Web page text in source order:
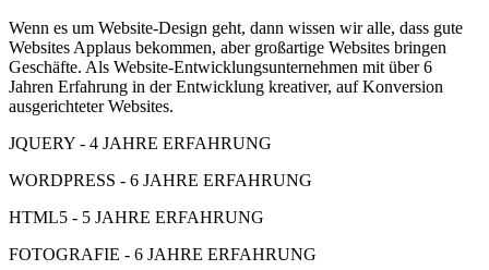
Wenn es um Website-Design geht, dann wissen wir alle, dass gute
Websites Applaus bekommen, aber großartige Websites bringen
Geschäfte. Als Website-Entwicklungsunternehmen mit über 6
Jahren Erfahrung in der Entwicklung kreativer, auf Konversion
ausgerichteter Websites.
JQUERY - 4 JAHRE ERFAHRUNG
WORDPRESS - 6 JAHRE ERFAHRUNG
HTML5 - 5 JAHRE ERFAHRUNG
FOTOGRAFIE - 6 JAHRE ERFAHRUNG